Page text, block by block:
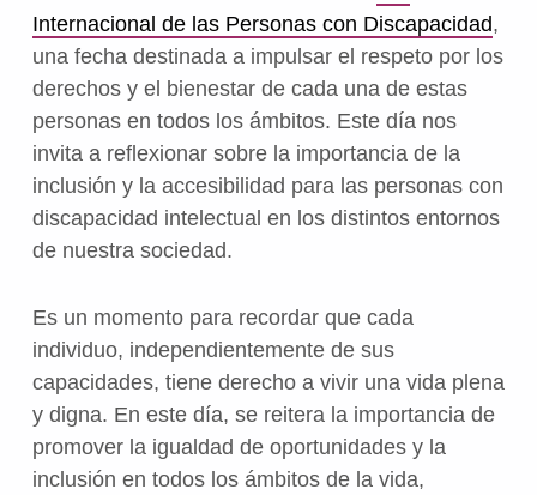
Internacional de las Personas con Discapacidad,
una fecha destinada a impulsar el respeto por los
derechos y el bienestar de cada una de estas
personas en todos los ámbitos. Este día nos
invita a reflexionar sobre la importancia de la
inclusión y la accesibilidad para las personas con
discapacidad intelectual en los distintos entornos
de nuestra sociedad.
Es un momento para recordar que cada
individuo, independientemente de sus
capacidades, tiene derecho a vivir una vida plena
y digna. En este día, se reitera la importancia de
promover la igualdad de oportunidades y la
inclusión en todos los ámbitos de la vida,